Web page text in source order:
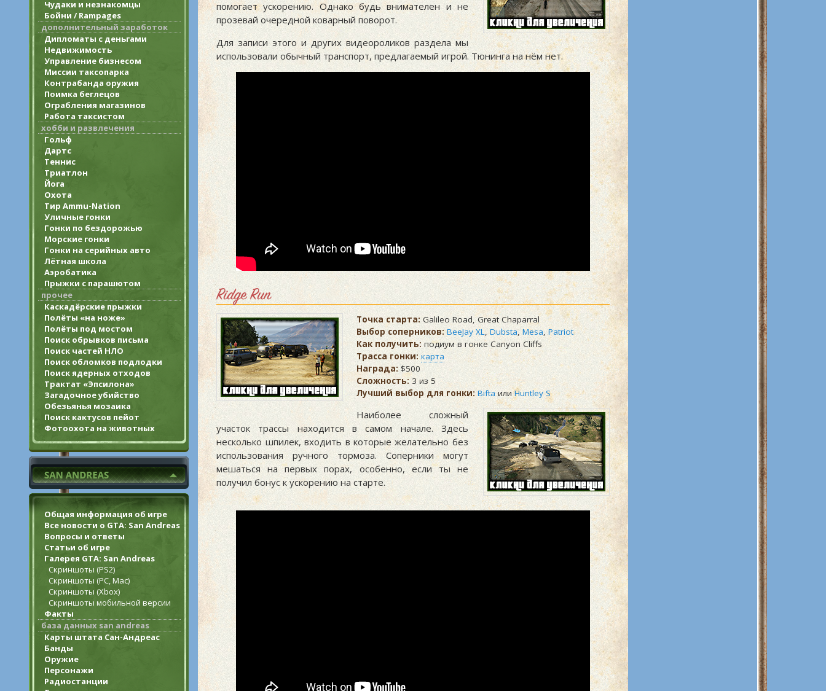
Чудаки и незнакомцы
Бойни / Rampages
дополнительный заработок
Дипломаты с деньгами
Недвижимость
Управление бизнесом
Миссии таксопарка
Контрабанда оружия
Поимка беглецов
Ограбления магазинов
Работа таксистом
хобби и развлечения
Гольф
Дартс
Теннис
Триатлон
Йога
Охота
Тир Ammu-Nation
Уличные гонки
Гонки по бездорожью
Морские гонки
Гонки на серийных авто
Лётная школа
Аэробатика
Прыжки с парашютом
прочее
Каскадёрские прыжки
Полёты «на ноже»
Полёты под мостом
Поиск обрывков письма
Поиск частей НЛО
Поиск обломков подлодки
Поиск ядерных отходов
Трактат «Эпсилона»
Загадочное убийство
Обезьянья мозаика
Поиск кактусов пейот
Фотоохота на животных
Общая информация об игре
Все новости о GTA: San Andreas
Вопросы и ответы
Статьи об игре
Галерея GTA: San Andreas
Скриншоты (PS2)
Скриншоты (PC, Mac)
Скриншоты (Xbox)
Скриншоты мобильной версии
Факты
база данных san andreas
Карты штата Сан-Андреас
Банды
Оружие
Персонажи
Радиостанции
помогает ускорению. Однако будь внимателен и не
прозевай очередной коварный поворот.
Для записи этого и других видеороликов раздела мы
использовали обычный транспорт, предлагаемый игрой. Тюнинга на нём нет.
Ridge Run
Точка старта: Galileo Road, Great Chaparral
Выбор соперников: BeeJay XL,Dubsta,Mesa,Patriot
Как получить: подиум в гонке Canyon Cliffs
Трасса гонки: карта
Награда:$500
Сложность:3 из 5
Лучший выбор для гонки: BiftaилиHuntley S
Наиболее сложный
участок трассы находится в самом начале. Здесь
несколько шпилек, входить в которые желательно без
использования ручного тормоза. Соперники могут
мешаться на первых порах, особенно, если ты не
получил бонус к ускорению на старте.